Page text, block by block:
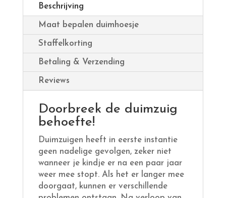
Beschrijving
Maat bepalen duimhoesje
Staffelkorting
Betaling & Verzending
Reviews
Doorbreek de duimzuig
behoefte!
Duimzuigen heeft in eerste instantie
geen nadelige gevolgen, zeker niet
wanneer je kindje er na een paar jaar
weer mee stopt. Als het er langer mee
doorgaat, kunnen er verschillende